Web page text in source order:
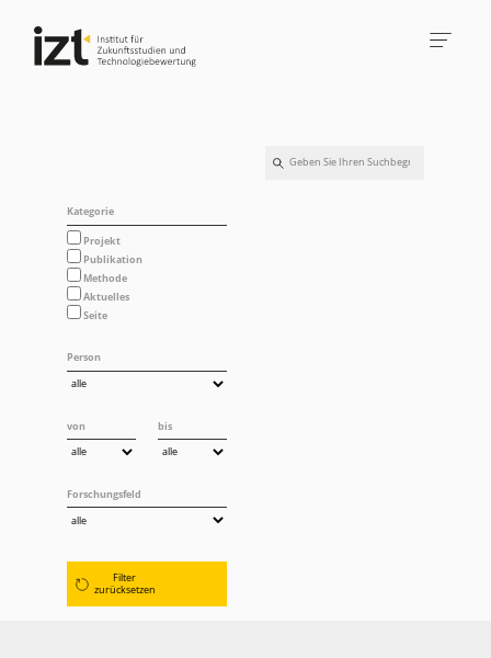
Kategorie
Projekt
Publikation
Methode
Aktuelles
Seite
Person
von bis
Forschungsfeld
Filter
zurücksetzen